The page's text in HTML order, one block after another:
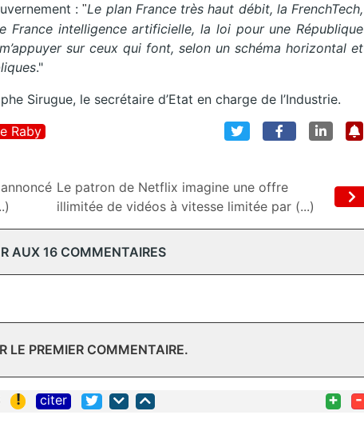
:"Le plan France très haut débit, la FrenchTech,
France intelligence artificielle, la loi pour une République
sur ceux qui font, selon un schéma horizontal et
."
Sirugue, le secrétaire d’Etat en charge de l’Industrie.
Raby
Le patron de Netflix imagine une offre
illimitée de vidéos à vitesse limitée par (...)
AUX 16 COMMENTAIRES
LE PREMIER COMMENTAIRE.
! citer + -